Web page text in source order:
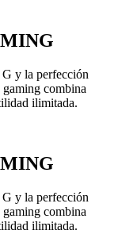
y la perfección
combina
ilimitada.
y la perfección
combina
ilimitada.